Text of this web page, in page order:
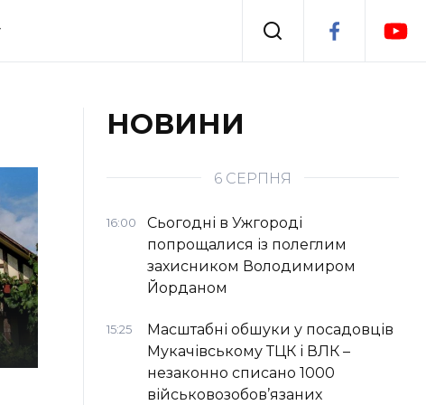
Події
НОВИНИ
6 СЕРПНЯ
16:00
Сьогодні в Ужгороді
попрощалися із полеглим
захисником Володимиром
Йорданом
15:25
Масштабні обшуки у посадовців
Мукачівському ТЦК і ВЛК –
незаконно списано 1000
військовозобов’язаних